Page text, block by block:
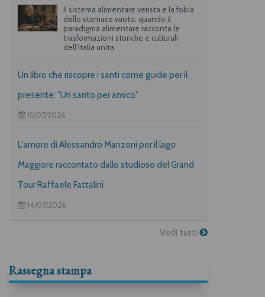
Il sistema alimentare verista e la fobia
dello stomaco vuoto: quando il
paradigma alimentare racconta le
trasformazioni storiche e culturali
dell’Italia unita.
Un libro che riscopre i santi come guide per il
presente: "Un santo per amico"
15/07/2026
L'amore di Alessandro Manzoni per il lago
Maggiore raccontato dallo studioso del Grand
Tour Raffaele Fattalini
14/07/2026
Vedi tutti
Rassegna stampa